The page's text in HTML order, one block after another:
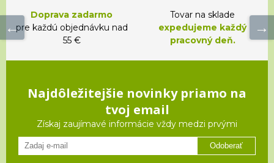
Doprava zadarmo
pre každú objednávku nad
55 €
Tovar na sklade
expedujeme každý
pracovný deň.
Najdôležitejšie novinky priamo na
tvoj email
Získaj zaujímavé informácie vždy medzi prvými
Odoberať